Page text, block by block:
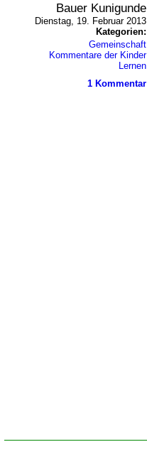
Bauer Kunigunde
Dienstag, 19. Februar 2013
Kategorien:
Gemeinschaft
Kommentare der Kinder
Lernen
1 Kommentar